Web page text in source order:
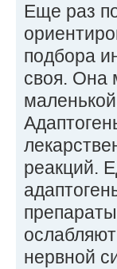
Еще раз
подбора
своя. Она
реакций.
нервной